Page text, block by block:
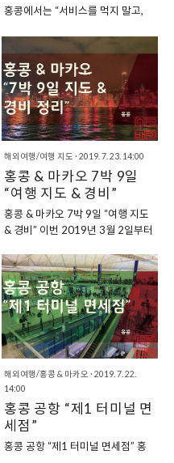
서 구입해온 기념품을 정리해보도
담투소 기념품(클래퍼보드, 열쇠고
리 등) : 클래퍼보드 60 KHD, 열쇠
고리 3개 99 HKD2. 제니 베이커리
쿠키 : 박스당 75 HKD - 200
HKD(종류별로..
홍콩에서는 “서비스를 먹지 말고,
중국으로 반환 절차를 거쳐서 이제
는 중국의 일부가 되어버린 홍콩은
미식의 도시로도 잘 알려져 있습니
다. 아무래도 서양과 동양의 중간에
위치하고 있는 작은 공간이라고 할
수 있어서, 동양과 서양의 오묘한 분
위기를 내는 곳이라고 할 수 있지요.
“미식의 도시로 알려진 홍콩” 그래
서, 홍콩에서는 동양과 서양의 음식
문화가 융합된 형태의 다양한 요리
중국 광둥식 요리가 대부분을 차지
하고 있는 편입니다. 그래도 미슐랭
가이드에서 홍콩을 오래전부터 주
목해서 그런 것인지, 홍콩에는 미슐
랭 가이드에 오른 식당을 많이 찾을
수 있습니다. 이는 예전에 제가 직접
만든 2019 홍콩 & 마카오 미슐랭
가이드 레스토랑 지도를..
해외여행/여행 지도 · 2019. 7. 23. 14:00
홍콩 & 마카오 7박 9일
“여행 지도 & 경비”
홍콩 & 마카오 7박 9일 “여행 지도
& 경비” 이번 2019년 3월 2일부터
오 여행을 다녀왔습니다. 사실, 3월
2일에 출발하는 비행기는 인천공항
을 7시 35분에 출발해서, 홍콩 공항
에 11시 30분 정도에 도착하는 항
공편이었고, 10일 귀국하는 비행기
는 12시 40분에 출발하는 항공편
이어서, 사실상은 7박 7일의 여행이
라고도 부를 수 있는 여행이었습니
다. “홍콩 & 마카오 여행 일정” 아무
튼, 다행히도 여행은 큰 탈없이 무사
히 다녀오게 되었는데요. 이번에는
간단하게 여행 일정을 돌아보는 내
해외여행/홍콩 & 마카오 · 2019. 7. 22.
14:00
홍콩 공항 “제1 터미널 면
세점”
홍콩 공항 “제1 터미널 면세점” 홍